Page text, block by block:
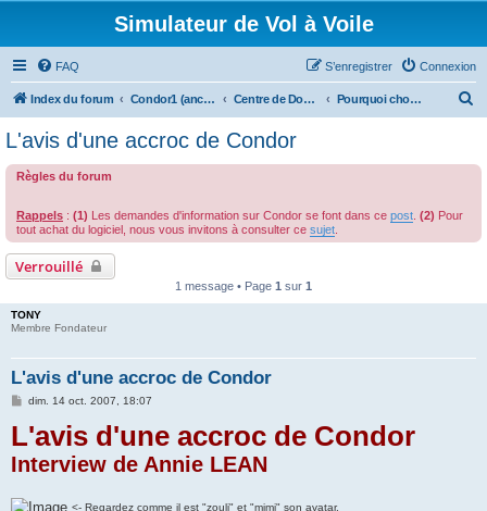
Simulateur de Vol à Voile
FAQ Connexion
S’enregistrer
Index du forum Condor1 (ancien forum) Centre de Documentation Pourquoi choisir Condor
e
L'avis d'une accroc de Condor
Règles du forum
Rappels : (1) Les demandes d'information sur Condor se font dans ce post (2) Pour
tout achat du logiciel, nous vous invitons à consulter ce sujet
Verrouillé
1 message • Page 1 sur 1
TONY
Membre Fondateur
L'avis d'une accroc de Condor
M
g
dim. 14 oct. 2007, 18:07
L'avis d'une accroc de Condor
Interview de Annie LEAN
<- Regardez comme il est "zouli" et "mimi" son avatar.